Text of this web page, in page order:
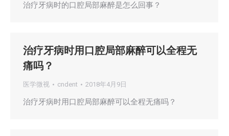
治疗牙病时的口腔局部麻醉是怎么回事？
治疗牙病时用口腔局部麻醉可以全程无
痛吗？
医学微视 cndent 2018年4月9日
治疗牙病时用口腔局部麻醉可以全程无痛吗？